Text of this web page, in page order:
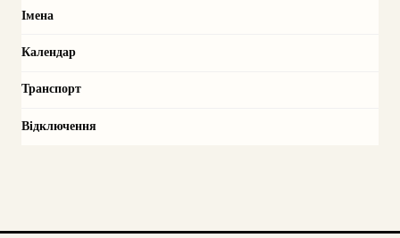
Імена
Календар
Транспорт
Відключення